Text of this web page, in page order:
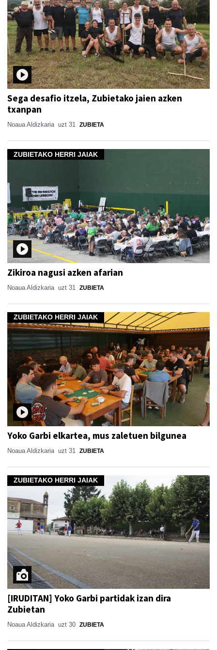
Sega desafio itzela, Zubietako jaien azken
txanpan
Noaua Aldizkaria uzt 31 ZUBIETA
ZUBIETAKO HERRI JAIAK
Zikiroa nagusi azken afarian
Noaua Aldizkaria uzt 31 ZUBIETA
ZUBIETAKO HERRI JAIAK
Yoko Garbi elkartea, mus zaletuen bilgunea
Noaua Aldizkaria uzt 31 ZUBIETA
ZUBIETAKO HERRI JAIAK
[IRUDITAN] Yoko Garbi partidak izan dira
Zubietan
Noaua Aldizkaria uzt 30 ZUBIETA